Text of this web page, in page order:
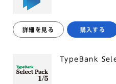
詳細を見る 購入する
TypeBank